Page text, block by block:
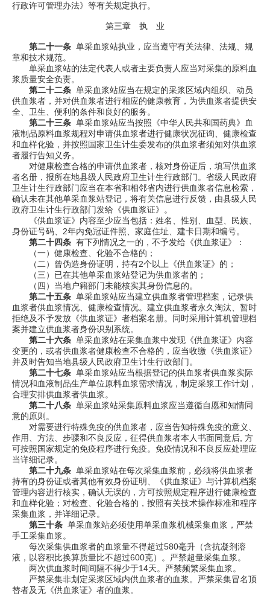
行政许可管理办法》等有关规定执行。
第三章 执 业
第二十一条 单采血浆站执业，应当遵守有关法律、法规、规
章和技术规范。
单采血浆站的法定代表人或者主要负责人应当对采集的原料血
浆质量安全负责。
第二十二条 单采血浆站应当在规定的采浆区域内组织、动员
供血浆者，并对供血浆者进行相应的健康教育，为供血浆者提供安
全、卫生、便利的条件和良好的服务。
第二十三条 单采血浆站应当按照《中华人民共和国药典》血
液制品原料血浆规程对申请供血浆者进行健康状况征询、健康检查
和血样化验，并按照国家卫生计生委发布的供血浆者须知对供血浆
者履行告知义务。
对健康检查合格的申请供血浆者，核对身份证后，填写供血浆
者名册，报所在地县级人民政府卫生计生行政部门。省级人民政府
卫生计生行政部门应当在本省和相邻省内进行供血浆者信息检索，
确认未在其他单采血浆站登记，将有关信息进行反馈，由县级人民
政府卫生计生行政部门发给《供血浆证》。
《供血浆证》内容至少应当包括：姓名、性别、血型、民族、
身份证号码、 2年内免冠证件照、家庭住址、建卡日期和编号。
第二十四条 有下列情况之一的，不予发给《供血浆证》：
（一）健康检查、化验不合格的；
（二）曾伪造身份证明，持有2个以上《供血浆证》的；
（三）已在其他单采血浆站登记为供血浆者的；
（四）当地户籍部门未能核实其身份信息的。
第二十五条 单采血浆站应当建立供血浆者管理档案，记录供
血浆者供血浆情况、健康检查情况。建立供血浆者永久淘汰、暂时
拒绝及不予发放《供血浆证》者档案名册。同时采用计算机管理档
案并建立供血浆者身份识别系统。
第二十六条 单采血浆站在采集血浆中发现《供血浆证》内容
变更的，或者供血浆者健康检查不合格的，应当收缴《供血浆证》
并及时告知当地县级人民政府卫生计生行政部门。
第二十七条 单采血浆站应当根据登记的供血浆者供血浆实际
情况和血液制品生产单位原料血浆需求情况，制定采浆工作计划，
合理安排供血浆者供血浆。
第二十八条 单采血浆站采集原料血浆应当遵循自愿和知情同
意的原则。
对需要进行特殊免疫的供血浆者，应当告知特殊免疫的意义、
作用、方法、步骤和不良反应，征得供血浆者本人书面同意后 方
可按照国家规定的免疫程序进行免疫。免疫情况和不良反应处理应
当详细记录。
第二十九条 单采血浆站在每次采集血浆前，必须将供血浆者
持有的身份证或者其他有效身份证明、《供血浆证》与计算机档案
管理内容进行核实，确认无误的，方可按照规定程序进行健康检查
和血样化验；对检查、化验合格的，按照有关技术操作标准和程序
采集血浆，并详细记录。
第三十条 单采血浆站必须使用单采血浆机械采集血浆，严禁
手工采集血浆。
每次采集供血浆者的血浆量不得超过580毫升（含抗凝剂溶
液，以容积比换算质量比不超过600克）。严禁超量采集血浆。
两次供血浆时间间隔不得少于14天。严禁频繁采集血浆。
严禁采集非划定采浆区域内供血浆者的血浆。严禁采集冒名顶
替者及无《供血浆证》者的血浆。